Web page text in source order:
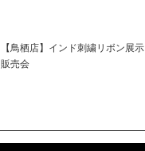
【鳥栖店】インド刺繍リボン展示
販売会